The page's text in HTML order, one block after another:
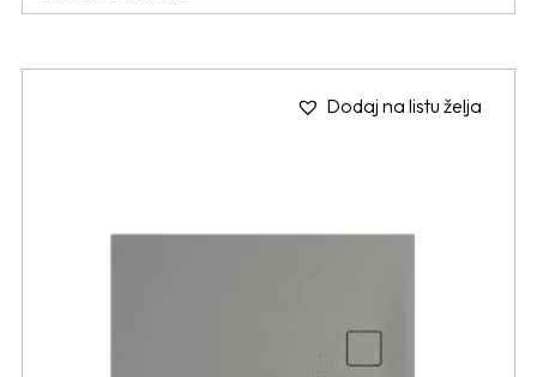
Dodaj na listu želja